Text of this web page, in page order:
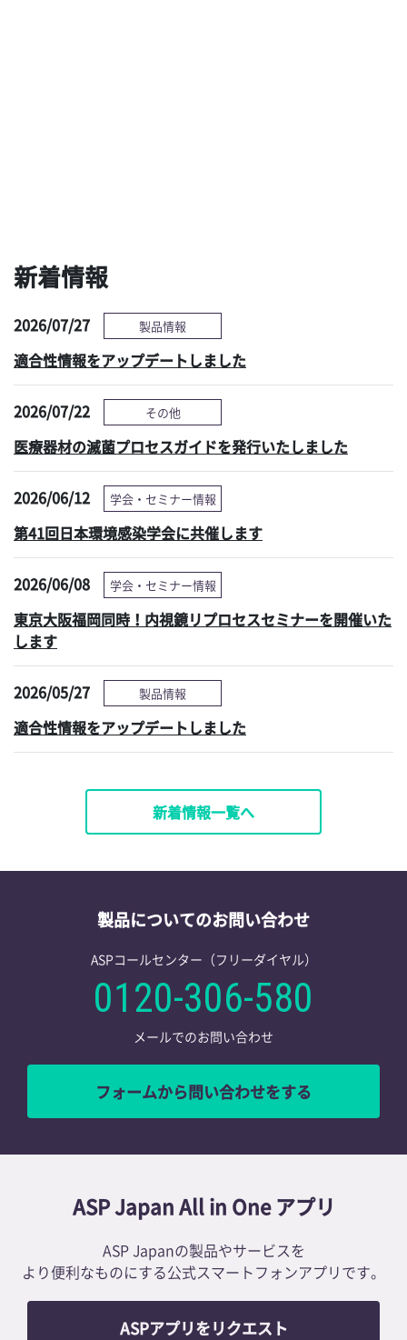
新着情報
2026/07/27 製品情報
適合性情報をアップデートしました
2026/07/22 その他
医療器材の滅菌プロセスガイドを発行いたしました
2026/06/12 学会・セミナー情報
第41回日本環境感染学会に共催します
2026/06/08 学会・セミナー情報
東京大阪福岡同時！内視鏡リプロセスセミナーを開催いた
します
2026/05/27 製品情報
適合性情報をアップデートしました
新着情報一覧へ
製品についてのお問い合わせ
ASPコールセンター（フリーダイヤル）
0120-306-580
メールでのお問い合わせ
フォームから問い合わせをする
ASP Japan All in One アプリ
ASP Japanの製品やサービスを
より便利なものにする公式スマートフォンアプリです。
ASPアプリをリクエスト